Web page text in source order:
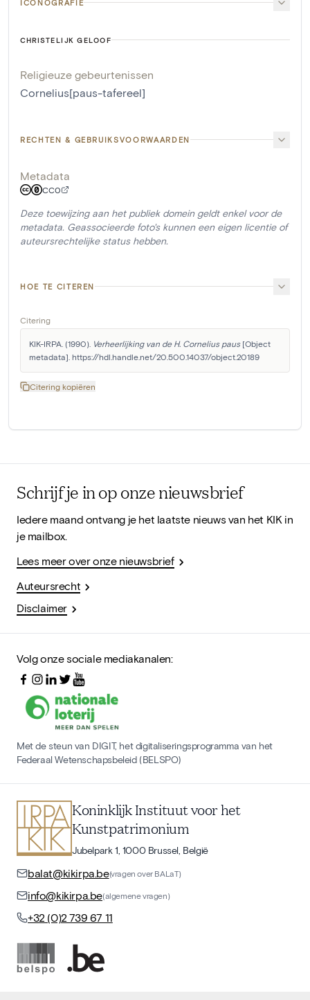
ICONOGRAFIE
CHRISTELIJK GELOOF
Religieuze gebeurtenissen
Cornelius[paus-tafereel]
RECHTEN & GEBRUIKSVOORWAARDEN
Metadata
CC0
Deze toewijzing aan het publiek domein geldt enkel voor de
metadata. Geassocieerde foto's kunnen een eigen licentie of
auteursrechtelijke status hebben.
HOE TE CITEREN
Citering
KIK-IRPA. (1990). Verheerlijking van de H. Cornelius paus [Object
metadata]. https://hdl.handle.net/20.500.14037/object.20189
Citering kopiëren
Schrijf je in op onze nieuwsbrief
Iedere maand ontvang je het laatste nieuws van het KIK in
je mailbox.
Lees meer over onze nieuwsbrief
Auteursrecht
Disclaimer
Volg onze sociale mediakanalen:
Met de steun van DIGIT, het digitaliseringsprogramma van het
Federaal Wetenschapsbeleid (BELSPO)
Koninklijk Instituut voor het
Kunstpatrimonium
Jubelpark 1, 1000 Brussel, België
balat@kikirpa.be(vragen over BALaT)
info@kikirpa.be(algemene vragen)
+32 (0)2 739 67 11